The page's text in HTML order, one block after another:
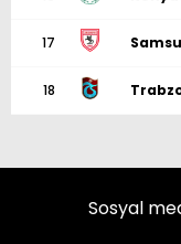
17
18
Sosyal